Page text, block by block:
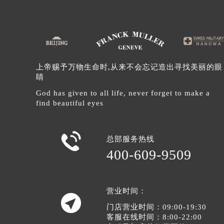
北京市朝阳区建国门外大街甲6号华
北京市东城区东长安街1号王府井东
内蒙古自治区阿拉善盟市左旗土尔扈
内蒙古自治区包头市青山区幸福路甲
内蒙古自治区呼伦贝尔市海拉尔区
内蒙古自治区通辽市科尔沁区明仁
内蒙古自治区兴安盟市乌兰浩特市
上帝赐予万物生命时,从来不会忘记造出寻找美丽的眼
睛
God has given to all life, never forget to make a
find beautiful eyes
 总部服务热线
400-609-9509

营业时间：
门店营业时间：09:00-19:30
客服在线时间：8:00-22:00